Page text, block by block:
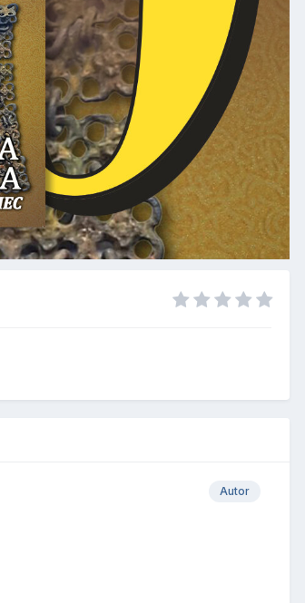
Autor